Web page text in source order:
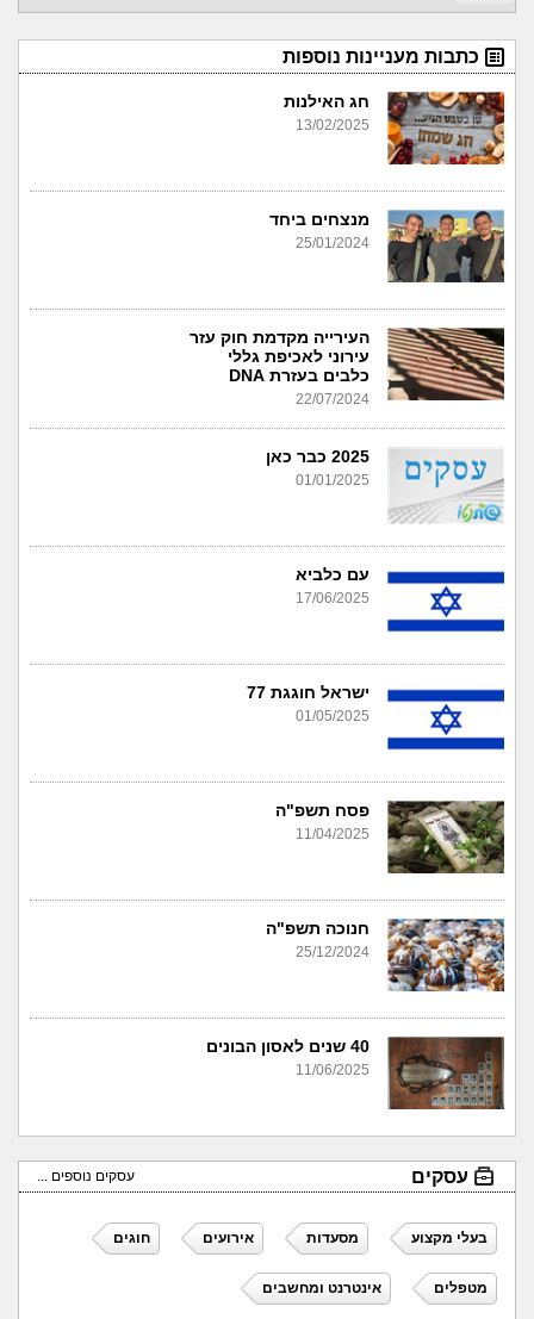
כתבות מעניינות נוספות
חג האילנות
13/02/2025
מנצחים ביחד
25/01/2024
העירייה מקדמת חוק עזר
עירוני לאכיפת גללי
כלבים בעזרת DNA
22/07/2024
2025 כבר כאן
01/01/2025
עם כלביא
17/06/2025
ישראל חוגגת 77
01/05/2025
פסח תשפ"ה
11/04/2025
חנוכה תשפ"ה
25/12/2024
40 שנים לאסון הבונים
11/06/2025
עסקים עסקים נוספים ...
בעלי מקצוע מסעדות אירועים חוגים
מטפלים אינטרנט ומחשבים